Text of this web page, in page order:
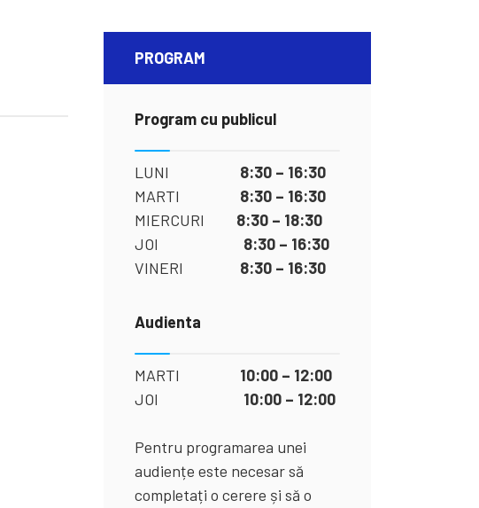
PROGRAM
Program cu publicul
LUNI 8:30 – 16:30
MARTI 8:30 – 16:30
MIERCURI 8:30 – 18:30
JOI 8:30 – 16:30
VINERI 8:30 – 16:30
Audienta
MARTI 10:00 – 12:00
JOI 10:00 – 12:00
Pentru programarea unei
audiențe este necesar să
completați o cerere și să o